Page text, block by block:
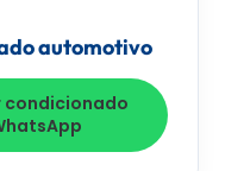
automotivo
condicionado